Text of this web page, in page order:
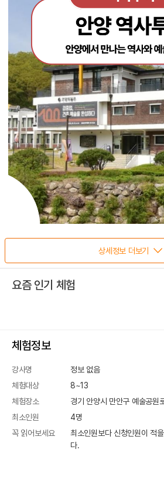
상세정보 더보기
요즘 인기 체험
체험정보
강사명
정보 없음
체험대상
8~13
체험장소
경기 안양시 만안구 예술공원
최소인원
4명
꼭 읽어보세요
최소인원보다 신청인원이 적
다.